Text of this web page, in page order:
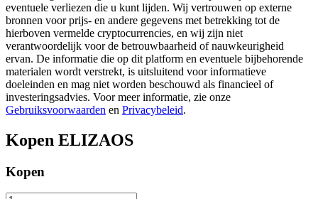
BTR-vergrendelingen
Exclusieve beleggingen voor BTR-houders
eventuele verliezen die u kunt lijden. Wij vertrouwen op externe
bronnen voor prijs- en andere gegevens met betrekking tot de
hierboven vermelde cryptocurrencies, en wij zijn niet
verantwoordelijk voor de betrouwbaarheid of nauwkeurigheid
ervan. De informatie die op dit platform en eventuele bijbehorende
materialen wordt verstrekt, is uitsluitend voor informatieve
doeleinden en mag niet worden beschouwd als financieel of
investeringsadvies. Voor meer informatie, zie onze
Gebruiksvoorwaarden en Privacybeleid.
Kopen ELIZAOS
Kopen